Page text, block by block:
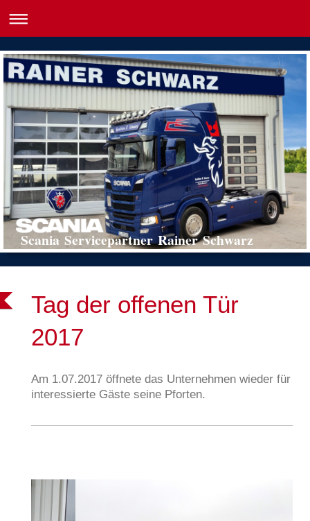
Scania Servicepartner Rainer Schwarz
Tag der offenen Tür
2017
Am 1.07.2017 öffnete das Unternehmen wieder für
interessierte Gäste seine Pforten.